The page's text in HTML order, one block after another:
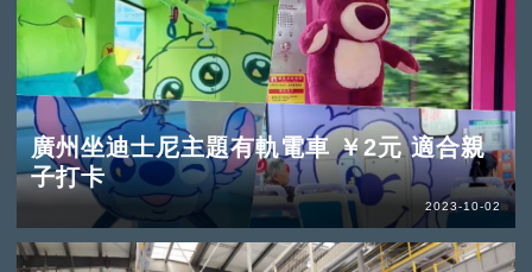
廣州坐迪士尼主題有軌電車 ￥2元 適合親
子打卡
2023-10-02